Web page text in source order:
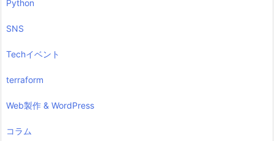
Python
SNS
Techイベント
terraform
Web製作 & WordPress
コラム